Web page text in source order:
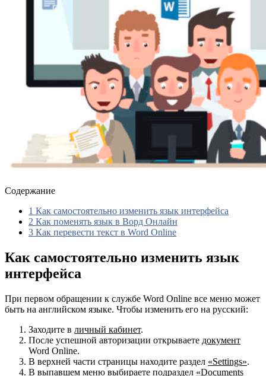
Содержание
1 Как самостоятельно изменить язык интерфейса
2 Как поменять язык в Ворд Онлайн
3 Как перевести текст в Word Online
Как самостоятельно изменить язык
интерфейса
При первом обращении к службе Word Online все меню может
быть на английском языке. Чтобы изменить его на русский:
Заходите в личный кабинет.
После успешной авторизации открываете документ
Word Online.
В верхней части страницы находите раздел «Settings».
В выпавшем меню выбираете подраздел «Documents